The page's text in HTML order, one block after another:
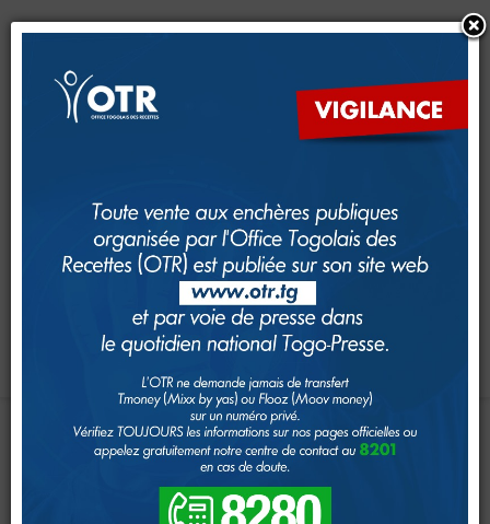
GUDEF Investir au Togo Suivi foncier
Rechercher
Toggle navigation
Accueil
Page d'Accueil
IMPÔTS
Le système fiscal
JOURNÉE INTERNATIONALE DE
DOUANE, ÉDITION 2026